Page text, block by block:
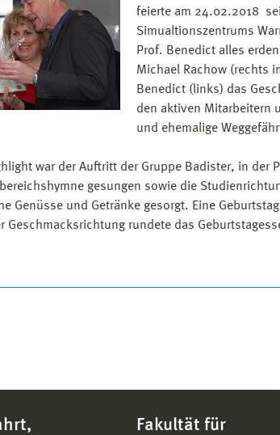
feierte am 24.02.2018
Simualtionszentrums
Prof. Benedict alles
Michael Rachow (rechts
Benedict (links) das
den aktiven Mitarbeitern
und ehemalige
war der Auftritt der Gruppe Badister, in
gesungen sowie die
Genüsse und Getränke gesorgt. Eine
Geschmacksrichtung rundete das
Fakultät für